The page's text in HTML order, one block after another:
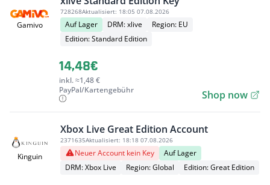
Gamivo
728268Aktualisiert: 18:05 07.08.2026
Auf Lager DRM: xlive
Region: EU
Edition: Standard Edition
14,48€
inkl. ≈1,48 €
PayPal/Kartengebühr
Shop now
Kinguin
Xbox Live Great Edition Account
2371635Aktualisiert: 18:18 07.08.2026
Neuer Account kein Key
Auf Lager
DRM: Xbox Live
Region: Global Edition: Great Edition